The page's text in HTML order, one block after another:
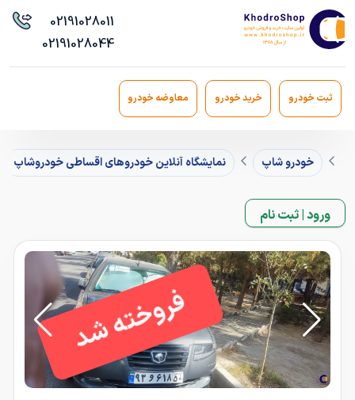
02191028011
02191028044
ثبت خودرو خرید خودرو معاوضه خودرو
خودرو شاپ نمایشگاه آنلاین خودروهای اقساطی خودروشاپ
ورود | ثبت نام
فروخته شد